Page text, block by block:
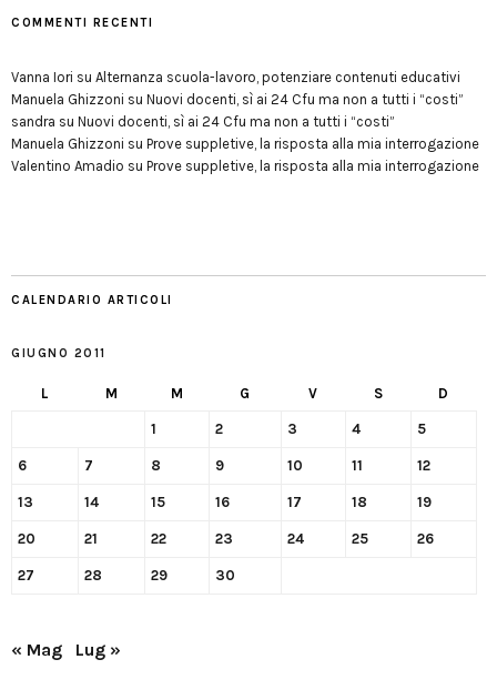
COMMENTI RECENTI
Vanna Iori su Alternanza scuola-lavoro, potenziare contenuti educativi
Manuela Ghizzoni su Nuovi docenti, sì ai 24 Cfu ma non a tutti i “costi”
sandra su Nuovi docenti, sì ai 24 Cfu ma non a tutti i “costi”
Manuela Ghizzoni su Prove suppletive, la risposta alla mia interrogazione
Valentino Amadio su Prove suppletive, la risposta alla mia interrogazione
CALENDARIO ARTICOLI
GIUGNO 2011
L M M G V S D
1 2 3 4 5
6 7 8 9 10 11 12
13 14 15 16 17 18 19
20 21 22 23 24 25 26
27 28 29 30
« Mag Lug »